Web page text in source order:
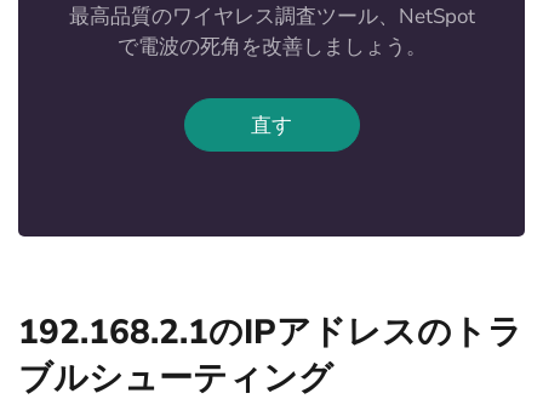
最高品質のワイヤレス調査ツール、NetSpot
で電波の死角を改善しましょう。
直す
192.168.2.1のIPアドレスのトラ
ブルシューティング